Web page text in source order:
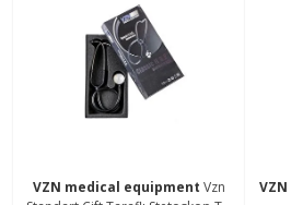
VZN medical equipment Vzn
VZN